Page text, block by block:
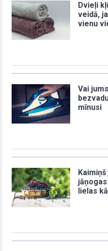
Dvieļi
veidā,
vienu
Vai
mīnusi
lielas